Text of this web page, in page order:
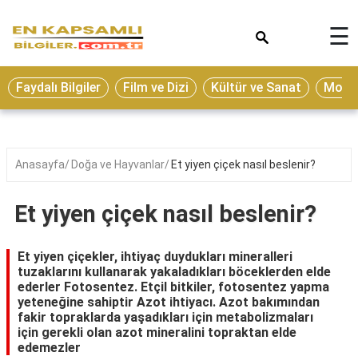
Eğitim
Ekonomi
Seyahat
Oyun
Yaşam
Hukuk
Blog
☰
Faydalı Bilgiler Film ve Dizi Kültür ve Sanat
Anasayfa Doğa ve Hayvanlar Et yiyen çiçek nasıl beslenir?
Et yiyen çiçek nasıl beslenir?
Et yiyen çiçekler, ihtiyaç duydukları mineralleri
tuzaklarını kullanarak yakaladıkları böceklerden elde
ederler Fotosentez. Etçil bitkiler, fotosentez yapma
yeteneğine sahiptir Azot ihtiyacı. Azot bakımından
fakir topraklarda yaşadıkları için metabolizmaları
için gerekli olan azot mineralini topraktan elde
edemezler